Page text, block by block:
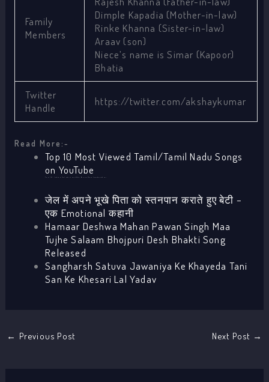
Family
Members
Dimple Kapadia (Mother-in-law)
Rinke Khanna (Sister-in-law)
Araav (son)
Niece’s name is Simar (Kapoor)
Bhatia
Twitter
Handle
https://twitter.com/akshaykumar
Read More:-
Top 10 Most Viewed Tamil/Tamil Nadu Songs
on YouTube
जेल में अपने भूखे पिता को स्तनपान कराते हुए बेटी –
एक Emotional कहानी
Hamaar Deshwa Mahan Pawan Singh Maa
Tujhe Salaam Bhojpuri Desh Bhakti Song
Released
Sangharsh Satuva Jawaniya Ke Khayeda Tani
San Ke Khesari Lal Yadav
← Previous Post Next Post →